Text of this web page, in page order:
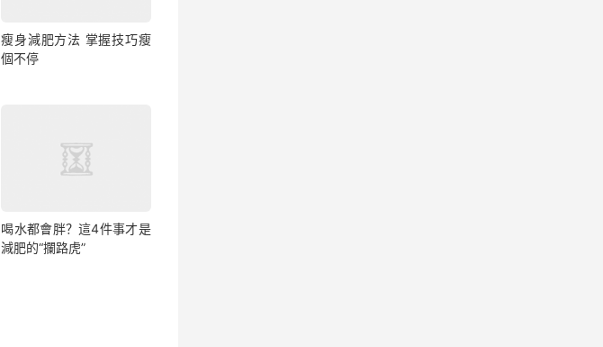
瘦身減肥方法 掌握技巧瘦
個不停
喝水都會胖？這4件事才是
減肥的“攔路虎”